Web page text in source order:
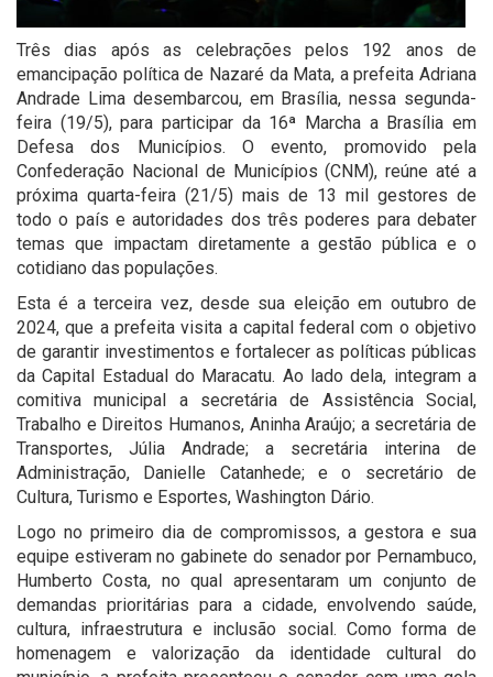
Três dias após as celebrações pelos 192 anos de
emancipação política de Nazaré da Mata, a prefeita Adriana
Andrade Lima desembarcou, em Brasília, nessa segunda-
feira (19/5), para participar da 16ª Marcha a Brasília em
Defesa dos Municípios. O evento, promovido pela
Confederação Nacional de Municípios (CNM), reúne até a
próxima quarta-feira (21/5) mais de 13 mil gestores de
todo o país e autoridades dos três poderes para debater
temas que impactam diretamente a gestão pública e o
cotidiano das populações.
Esta é a terceira vez, desde sua eleição em outubro de
2024, que a prefeita visita a capital federal com o objetivo
de garantir investimentos e fortalecer as políticas públicas
da Capital Estadual do Maracatu. Ao lado dela, integram a
comitiva municipal a secretária de Assistência Social,
Trabalho e Direitos Humanos, Aninha Araújo; a secretária de
Transportes, Júlia Andrade; a secretária interina de
Administração, Danielle Catanhede; e o secretário de
Cultura, Turismo e Esportes, Washington Dário.
Logo no primeiro dia de compromissos, a gestora e sua
equipe estiveram no gabinete do senador por Pernambuco,
Humberto Costa, no qual apresentaram um conjunto de
demandas prioritárias para a cidade, envolvendo saúde,
cultura, infraestrutura e inclusão social. Como forma de
homenagem e valorização da identidade cultural do